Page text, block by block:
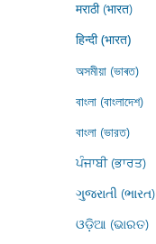
मराठी (भारत)
हिन्दी (भारत)
অসমীয়া (ভাৰত)
বাংলা (বাংলাদেশ)
বাংলা (ভারত)
ਪੰਜਾਬੀ (ਭਾਰਤ)
ગુજરાતી (ભારત)
ଓଡ଼ିଆ (ଭାରତ)